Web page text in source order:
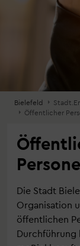
Bielefeld
Öffentlicher
Die Stadt
Organisation
öffentlichen
Durchführung